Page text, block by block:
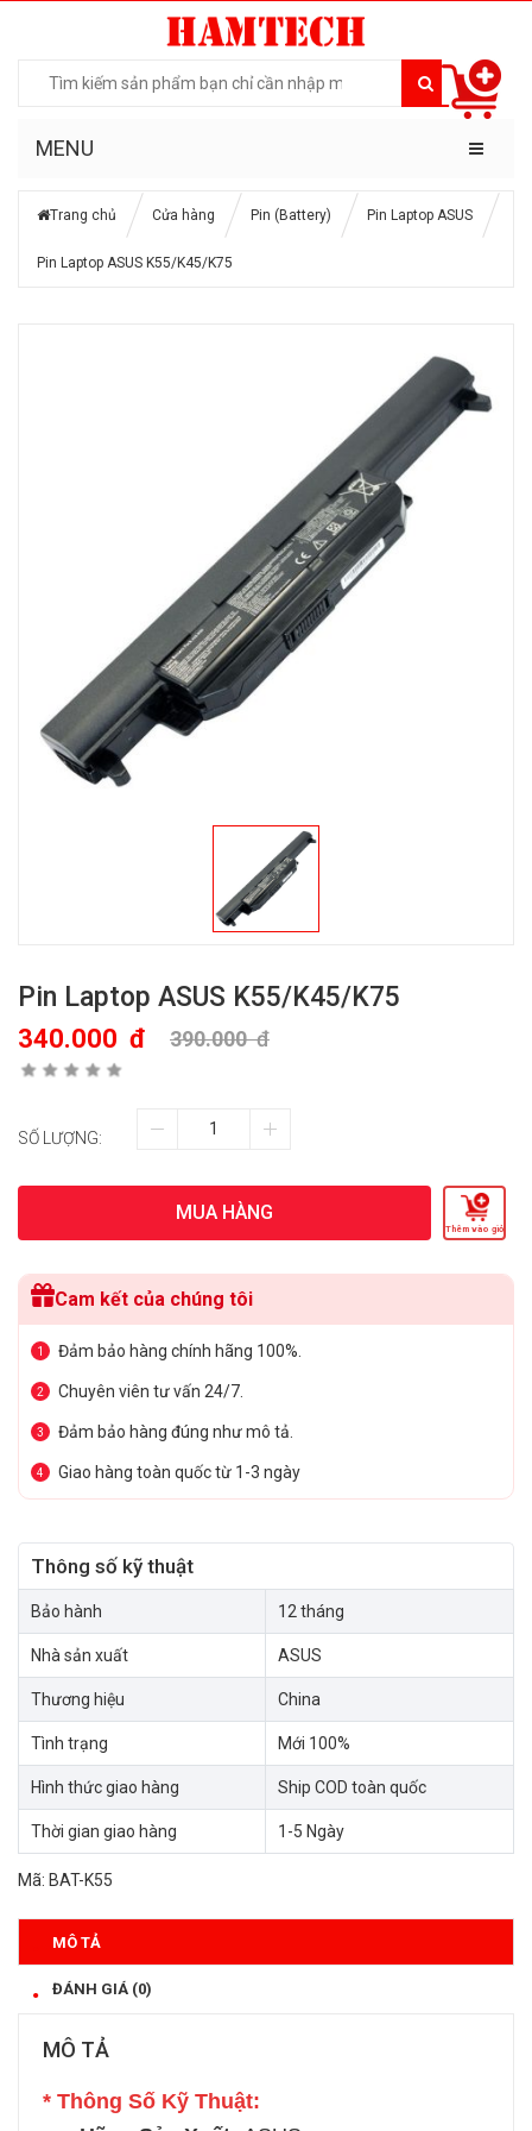
MENU
Trang chủ Cửa hàng Pin (Battery) Pin Laptop ASUS
Pin Laptop ASUS K55/K45/K75
Pin Laptop ASUS K55/K45/K75
340.000 đ 390.000đ
SỐ LƯỢNG:
MUA HÀNG
Thêm vào giỏ
Cam kết của chúng tôi
1 Đảm bảo hàng chính hãng 100%.
2 Chuyên viên tư vấn 24/7.
3 Đảm bảo hàng đúng như mô tả.
4 Giao hàng toàn quốc từ 1-3 ngày
Thông số kỹ thuật
Bảo hành 12 tháng
Nhà sản xuất ASUS
Thương hiệu China
Tình trạng Mới 100%
Hình thức giao hàng Ship COD toàn quốc
Thời gian giao hàng 1-5 Ngày
Mã: BAT-K55
MÔ TẢ
ĐÁNH GIÁ (0)
MÔ TẢ
* Thông Số Kỹ Thuật: